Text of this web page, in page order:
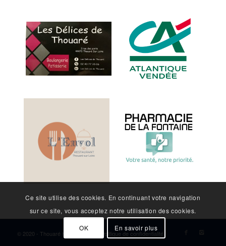
© 2020 - Thouaré Handball Club - Politique de confidentialité
Ce site utilise des cookies. En continuant votre navigation
sur ce site, vous acceptez notre utilisation des cookies.
OK En savoir plus